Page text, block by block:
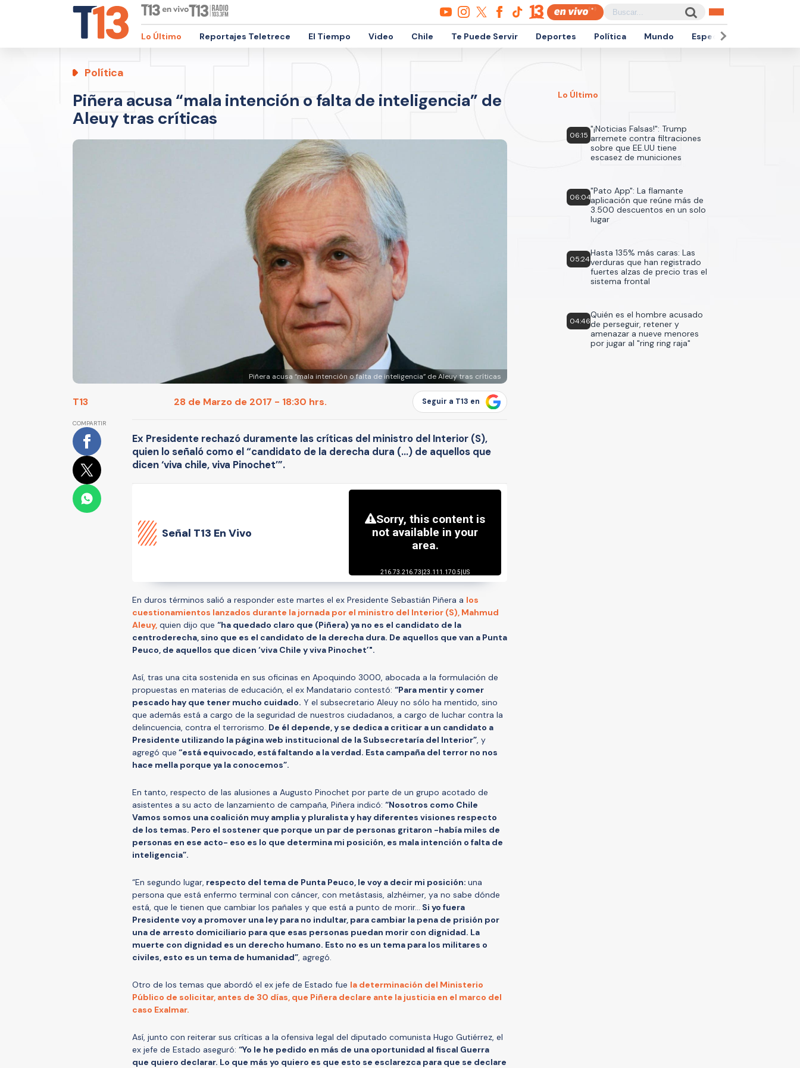
Lo Último Reportajes Teletrece El Tiempo Video Chile Te Puede Servir Deportes Política Mundo Espectáculos
Política
Piñera acusa “mala intención o falta de inteligencia” de
Aleuy tras críticas
Piñera acusa “mala intención o falta de inteligencia” de Aleuy tras críticas
T13 28 de Marzo de 2017 - 18:30 hrs. Seguir a T13 en
COMPARTIR
Ex Presidente rechazó duramente las críticas del ministro del Interior (S),
quien lo señaló como el “candidato de la derecha dura (…) de aquellos que
dicen ‘viva chile, viva Pinochet’”.
Señal T13 En Vivo
En duros términos salió a responder este martes el ex Presidente Sebastián Piñera a los
cuestionamientos lanzados durante la jornada por el ministro del Interior (S), Mahmud
Aleuy, quien dijo que “ha quedado claro que (Piñera) ya no es el candidato de la
centroderecha, sino que es el candidato de la derecha dura. De aquellos que van a Punta
Peuco, de aquellos que dicen ‘viva Chile y viva Pinochet’".
Así, tras una cita sostenida en sus oficinas en Apoquindo 3000, abocada a la formulación de
propuestas en materias de educación, el ex Mandatario contestó: “Para mentir y comer
pescado hay que tener mucho cuidado. Y el subsecretario Aleuy no sólo ha mentido, sino
que además está a cargo de la seguridad de nuestros ciudadanos, a cargo de luchar contra la
delincuencia, contra el terrorismo. De él depende, y se dedica a criticar a un candidato a
Presidente utilizando la página web institucional de la Subsecretaría del Interior”, y
agregó que “está equivocado, está faltando a la verdad. Esta campaña del terror no nos
hace mella porque ya la conocemos”.
En tanto, respecto de las alusiones a Augusto Pinochet por parte de un grupo acotado de
asistentes a su acto de lanzamiento de campaña, Piñera indicó: “Nosotros como Chile
Vamos somos una coalición muy amplia y pluralista y hay diferentes visiones respecto
de los temas. Pero el sostener que porque un par de personas gritaron -había miles de
personas en ese acto- eso es lo que determina mi posición, es mala intención o falta de
inteligencia”.
“En segundo lugar, respecto del tema de Punta Peuco, le voy a decir mi posición: una
persona que está enfermo terminal con cáncer, con metástasis, alzhéimer, ya no sabe dónde
está, que le tienen que cambiar los pañales y que está a punto de morir... Si yo fuera
Presidente voy a promover una ley para no indultar, para cambiar la pena de prisión por
una de arresto domiciliario para que esas personas puedan morir con dignidad. La
muerte con dignidad es un derecho humano. Esto no es un tema para los militares o
civiles, esto es un tema de humanidad”, agregó.
Otro de los temas que abordó el ex jefe de Estado fue la determinación del Ministerio
Público de solicitar, antes de 30 días, que Piñera declare ante la justicia en el marco del
caso Exalmar.
Así, junto con reiterar sus críticas a la ofensiva legal del diputado comunista Hugo Gutiérrez, el
ex jefe de Estado aseguró: “Yo le he pedido en más de una oportunidad al fiscal Guerra
que quiero declarar. Lo que más yo quiero es que esto se esclarezca para que se declare
Lo Último
06:15
"¡Noticias Falsas!": Trump
arremete contra filtraciones
sobre que EE.UU tiene
escasez de municiones
06:04
"Pato App": La flamante
aplicación que reúne más de
3.500 descuentos en un solo
lugar
05:24
Hasta 135% más caras: Las
verduras que han registrado
fuertes alzas de precio tras el
sistema frontal
04:46
Quién es el hombre acusado
de perseguir, retener y
amenazar a nueve menores
por jugar al "ring ring raja"